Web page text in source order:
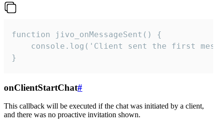
function jivo_onMessageSent() {
console.log('Client sent the first
}
onClientStartChat#
This callback will be executed if the chat was initiated by a client,
and there was no proactive invitation shown.